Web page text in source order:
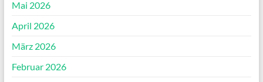
Mai 2026
April 2026
März 2026
Februar 2026